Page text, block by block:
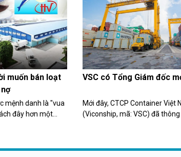
muốn bán loạt
mệnh danh là "vua
đây hơn một
trong thua lỗ và
VSC có Tổng Giám đốc
Mới đây, CTCP Container Việt
(Viconship, mã: VSC) đã thông